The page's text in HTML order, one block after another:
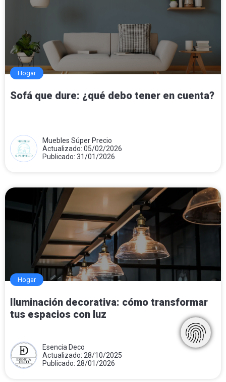
Hogar
Sofá que dure: ¿qué debo tener en cuenta?
Muebles Súper Precio
Actualizado: 05/02/2026
Publicado: 31/01/2026
Hogar
Iluminación decorativa: cómo transformar
tus espacios con luz
Esencia Deco
Actualizado: 28/10/2025
Publicado: 28/01/2026